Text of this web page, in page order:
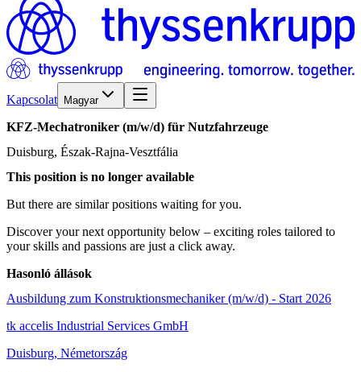
Kapcsolat Magyar
KFZ-Mechatroniker (m/w/d) für Nutzfahrzeuge
Duisburg, Észak-Rajna-Vesztfália
This position is no longer available
But there are similar positions waiting for you.
Discover your next opportunity below – exciting roles tailored to
your skills and passions are just a click away.
Hasonló állások
Ausbildung zum Konstruktionsmechaniker (m/w/d) - Start 2026
tk accelis Industrial Services GmbH
Duisburg, Németország